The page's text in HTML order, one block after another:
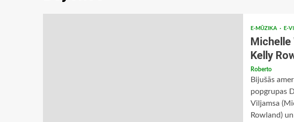
E-MŪZIKA E-
Kelly
Roberto
Bijušās
popgrupas
Viljamsa
Rowland)